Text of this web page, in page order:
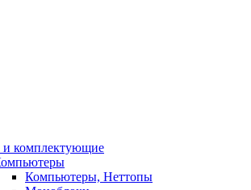
комплектующие
Компьютеры, Неттопы